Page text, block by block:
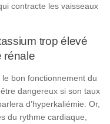
contracte les vaisseaux
trop élevé
rénale
bon fonctionnement du
dangereux si son taux
d’hyperkaliémie. Or,
du rythme cardiaque,